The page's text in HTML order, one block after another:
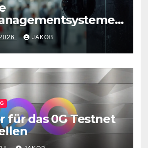
als nur
JAKOB
für das 0G Testnet